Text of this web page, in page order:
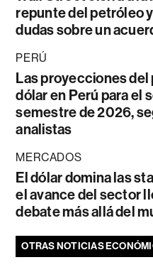
repunte del petróleo
dudas sobre un
PERÚ
Las proyecciones del
dólar en Perú para el
semestre de 2026,
analistas
MERCADOS
El dólar domina las
el avance del sector
debate más allá del
OTRAS NOTICIAS